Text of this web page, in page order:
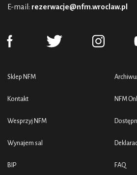
E-mail: rezerwacje@nfm.wroclaw.pl
Sklep NFM
Kontakt
Wesprzyj NFM
Wynajem sal
BIP
NFM
FAQ